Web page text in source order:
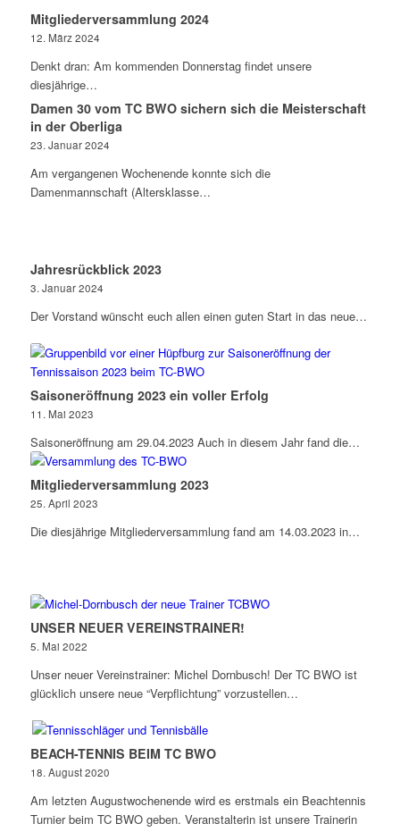
Mitgliederversammlung 2024
12. März 2024
Denkt dran: Am kommenden Donnerstag findet unsere
diesjährige…
Damen 30 vom TC BWO sichern sich die Meisterschaft
in der Oberliga
23. Januar 2024
Am vergangenen Wochenende konnte sich die
Damenmannschaft (Altersklasse…
Jahresrückblick 2023
3. Januar 2024
Der Vorstand wünscht euch allen einen guten Start in das neue…
Saisoneröffnung 2023 ein voller Erfolg
11. Mai 2023
Saisoneröffnung am 29.04.2023 Auch in diesem Jahr fand die…
Mitgliederversammlung 2023
25. April 2023
Die diesjährige Mitgliederversammlung fand am 14.03.2023 in…
UNSER NEUER VEREINS­TRAINER!
5. Mai 2022
Unser neuer Vereinstrainer: Michel Dornbusch! Der TC BWO ist
glücklich unsere neue “Verpflichtung” vorzustellen…
BEACH-TENNIS BEIM TC BWO
18. August 2020
Am letzten Augustwochenende wird es erstmals ein Beachtennis
Turnier beim TC BWO geben. Veranstalterin ist unsere Trainerin